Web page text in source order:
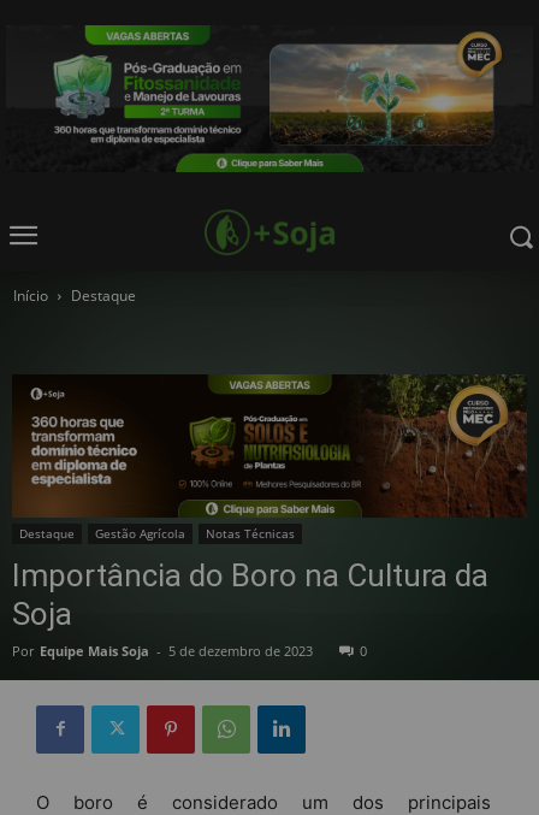
Início Destaque
Destaque Gestão Agrícola Notas Técnicas
Importância do Boro na Cultura da
Soja
Por Equipe Mais Soja - 5 de dezembro de 2023 0
O boro é considerado um dos principais